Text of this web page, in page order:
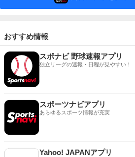
おすすめ情報
スポナビ 野球速報アプリ
独立リーグの速報・日程が見やすい！
スポーツナビアプリ
あらゆるスポーツ情報が充実
Yahoo! JAPANアプリ